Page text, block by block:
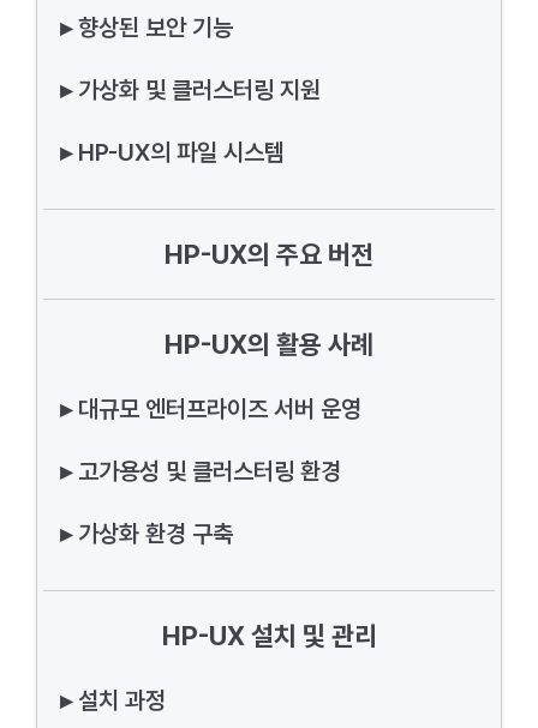
▸ 향상된 보안 기능
▸ 가상화 및 클러스터링 지원
▸ HP-UX의 파일 시스템
HP-UX의 주요 버전
HP-UX의 활용 사례
▸ 대규모 엔터프라이즈 서버 운영
▸ 고가용성 및 클러스터링 환경
▸ 가상화 환경 구축
HP-UX 설치 및 관리
▸ 설치 과정